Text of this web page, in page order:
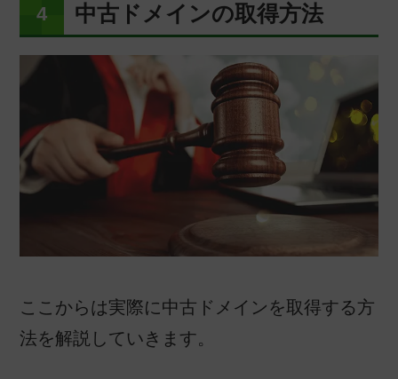
中古ドメインの取得方法
ここからは実際に中古ドメインを取得する方
法を解説していきます。